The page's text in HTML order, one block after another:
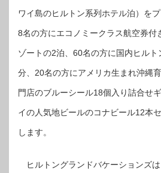
ワイ島のヒルトン系列ホテル泊）を
8名の方にエコノミークラス航空券付
ゾートの2泊、60名の方に国内ヒルト
分、20名の方にアメリカ生まれ沖縄
門店のブルーシール18個入り詰合せ
イの人気地ビールのコナビール12本
します。
ヒルトングランドバケーションズ